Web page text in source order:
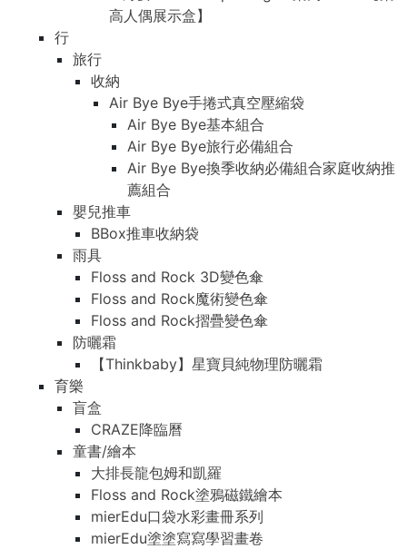
高人偶展示盒】
行
旅行
收納
Air Bye Bye手捲式真空壓縮袋
Air Bye Bye基本組合
Air Bye Bye旅行必備組合
Air Bye Bye換季收納必備組合家庭收納推
薦組合
嬰兒推車
BBox推車收納袋
雨具
Floss and Rock 3D變色傘
Floss and Rock魔術變色傘
Floss and Rock摺疊變色傘
防曬霜
【Thinkbaby】星寶貝純物理防曬霜
育樂
盲盒
CRAZE降臨曆
童書/繪本
大排長龍包姆和凱羅
Floss and Rock塗鴉磁鐵繪本
mierEdu口袋水彩畫冊系列
mierEdu塗塗寫寫學習畫卷